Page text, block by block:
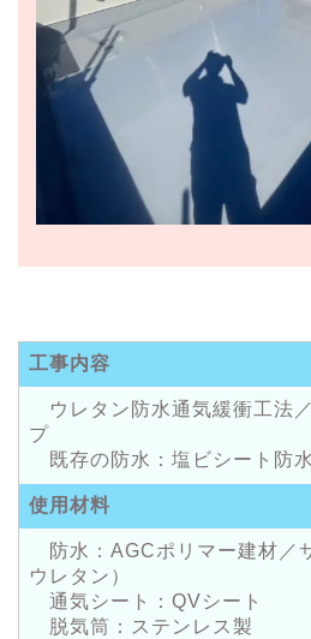
工事内容
ウレタン防水通気緩衝工法
プ
既存の防水：塩ビシート防水
使用材料
防水：AGCポリマー建材／
ウレタン）
通気シート：QVシート
脱気筒：ステンレス製